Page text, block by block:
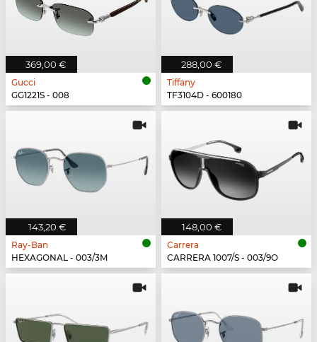
369,00 €
Gucci
GG1221S - 008
288,00 €
Tiffany
TF3104D - 600180
143,20 €
Ray-Ban
HEXAGONAL - 003/3M
148,00 €
Carrera
CARRERA 1007/S - 003/9O